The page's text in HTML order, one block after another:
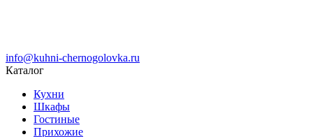
info@kuhni-chernogolovka.ru
Каталог
Кухни
Шкафы
Гостиные
Прихожие